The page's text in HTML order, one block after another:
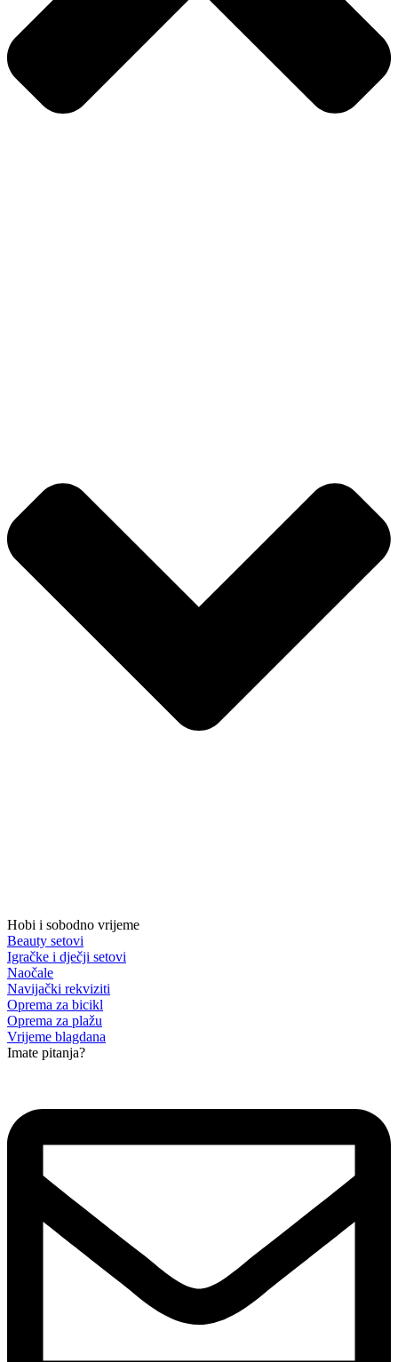
Hobi i sobodno vrijeme
Beauty setovi
Igračke i dječji setovi
Naočale
Navijački rekviziti
Oprema za bicikl
Oprema za plažu
Vrijeme blagdana
Imate pitanja?